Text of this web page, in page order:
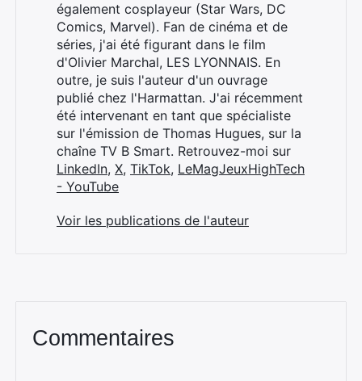
également cosplayeur (Star Wars, DC
Comics, Marvel). Fan de cinéma et de
séries, j'ai été figurant dans le film
d'Olivier Marchal, LES LYONNAIS. En
outre, je suis l'auteur d'un ouvrage
publié chez l'Harmattan. J'ai récemment
été intervenant en tant que spécialiste
sur l'émission de Thomas Hugues, sur la
chaîne TV B Smart. Retrouvez-moi sur
LinkedIn, X, TikTok, LeMagJeuxHighTech
- YouTube
Voir les publications de l'auteur
Commentaires